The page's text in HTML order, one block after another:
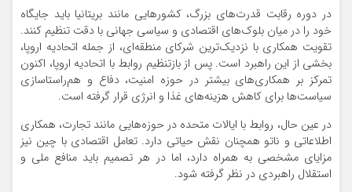
در دوره رقابت قدرت‌های بزرگ، کشورهایی مانند بریتانیا باید جایگاه
خود را در میان بلوک‌های اقتصادی و سیاسی جهانی با دقت تنظیم کنند.
تقویت همکاری با نزدیک‌ترین شرکای منطقه‌ای، از جمله اتحادیه اروپا،
بخشی از این راهبرد است. پس از بازتنظیم روابط با اتحادیه اروپا، اکنون
تمرکز بر همکاری‌های بیشتر در حوزه امنیت، دفاع و هم‌راستاسازی
سیاست‌ها برای کاهش هزینه‌های غذا و انرژی قرار گرفته است.
در عین حال، روابط با ایالات متحده در حوزه‌هایی مانند تجارت، همکاری
اطلاعاتی و ناتو همچنان نقش حیاتی دارد. تعامل اقتصادی با چین نیز
مزایای مشخصی به همراه دارد، اما در هر تصمیم باید منافع ملی و
استقلال راهبردی در نظر گرفته شود.